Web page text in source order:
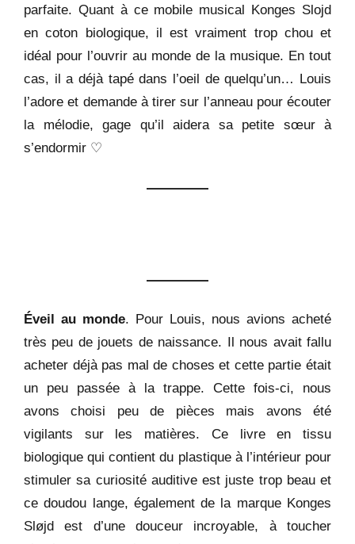
parfaite. Quant à ce mobile musical Konges Slojd
en coton biologique, il est vraiment trop chou et
idéal pour l’ouvrir au monde de la musique. En tout
cas, il a déjà tapé dans l’oeil de quelqu’un… Louis
l’adore et demande à tirer sur l’anneau pour écouter
la mélodie, gage qu’il aidera sa petite sœur à
s’endormir ♡
Éveil au monde. Pour Louis, nous avions acheté
très peu de jouets de naissance. Il nous avait fallu
acheter déjà pas mal de choses et cette partie était
un peu passée à la trappe. Cette fois-ci, nous
avons choisi peu de pièces mais avons été
vigilants sur les matières. Ce livre en tissu
biologique qui contient du plastique à l’intérieur pour
stimuler sa curiosité auditive est juste trop beau et
ce doudou lange, également de la marque Konges
Sløjd est d’une douceur incroyable, à toucher